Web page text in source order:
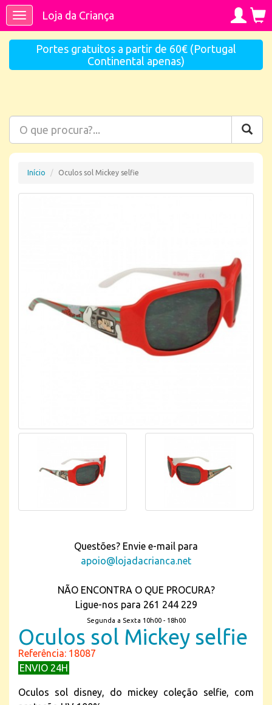
ToggleLoja da Criança
Portes gratuitos a partir de 60€ (Portugal
Continental apenas)
Início Oculos sol Mickey selfie
Questões? Envie e-mail para
apoio@lojadacrianca.net
NÃO ENCONTRA O QUE PROCURA?
Ligue-nos para 261 244 229
Segunda a Sexta 10h00 - 18h00
Oculos sol Mickey selfie
Referência: 18087
ENVIO 24H
Oculos sol disney, do mickey coleção selfie, com